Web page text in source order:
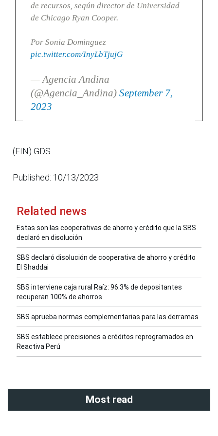
de recursos, según director de Universidad
de Chicago Ryan Cooper.
Por Sonia Dominguez
pic.twitter.com/InyLbTjujG
— Agencia Andina
(@Agencia_Andina) September 7,
2023
(FIN) GDS
Published: 10/13/2023
Related news
Estas son las cooperativas de ahorro y crédito que la SBS
declaró en disolución
SBS declaró disolución de cooperativa de ahorro y crédito
El Shaddai
SBS interviene caja rural Raíz: 96.3% de depositantes
recuperan 100% de ahorros
SBS aprueba normas complementarias para las derramas
SBS establece precisiones a créditos reprogramados en
Reactiva Perú
Most read